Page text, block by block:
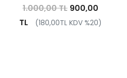
1.000,00 TL 900,00
TL
(180,00TL KDV %20)